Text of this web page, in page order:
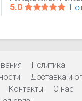
(хламидиоз,
трихомониаз,
поверхностей;
гинекологии,
уретропростатиты),
стоматологии
стоматит, афты,
альвеолит).
5.0 1
Политика
Доставка и
Контакты О нас